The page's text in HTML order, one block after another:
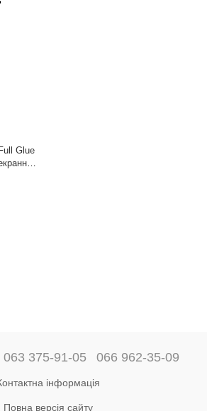
Glue
063 375-91-05 066 962-35-09
інформація
Повна версія сайту